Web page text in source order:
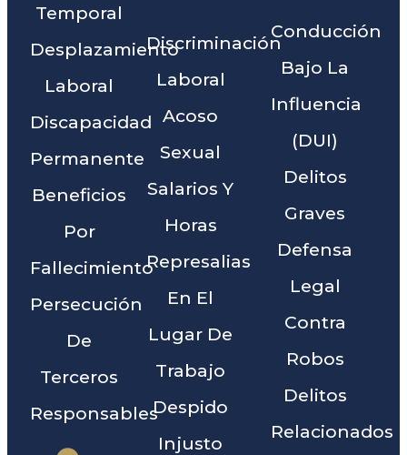
Temporal
Desplazamiento
Laboral
Discapacidad
Permanente
Beneficios
Por
Fallecimiento
Persecución
De
Terceros
Responsables
Discriminación
Laboral
Acoso
Sexual
Salarios Y
Horas
Represalias
En El
Lugar De
Trabajo
Despido
Injusto
Conducción
Bajo La
Influencia
(DUI)
Delitos
Graves
Defensa
Legal
Contra
Robos
Delitos
Relacionados